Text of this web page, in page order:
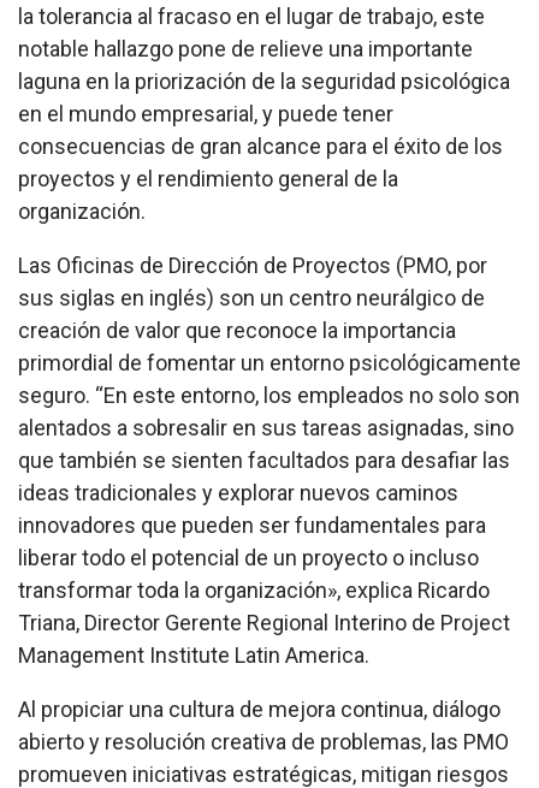
la tolerancia al fracaso en el lugar de trabajo, este
notable hallazgo pone de relieve una importante
laguna en la priorización de la seguridad psicológica
en el mundo empresarial, y puede tener
consecuencias de gran alcance para el éxito de los
proyectos y el rendimiento general de la
organización.
Las Oficinas de Dirección de Proyectos (PMO, por
sus siglas en inglés) son un centro neurálgico de
creación de valor que reconoce la importancia
primordial de fomentar un entorno psicológicamente
seguro. “En este entorno, los empleados no solo son
alentados a sobresalir en sus tareas asignadas, sino
que también se sienten facultados para desafiar las
ideas tradicionales y explorar nuevos caminos
innovadores que pueden ser fundamentales para
liberar todo el potencial de un proyecto o incluso
transformar toda la organización», explica Ricardo
Triana, Director Gerente Regional Interino de Project
Management Institute Latin America.
Al propiciar una cultura de mejora continua, diálogo
abierto y resolución creativa de problemas, las PMO
promueven iniciativas estratégicas, mitigan riesgos